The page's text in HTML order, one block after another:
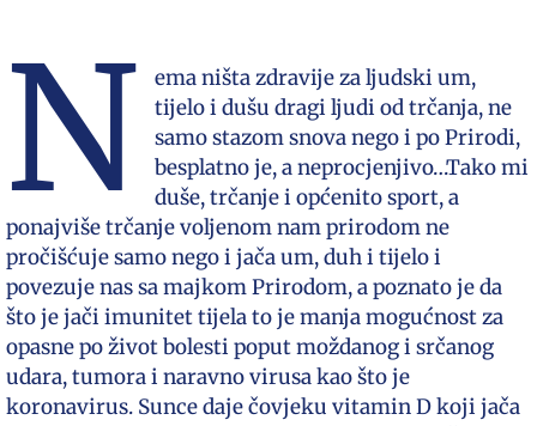
N
ema ništa zdravije za ljudski um,
tijelo i dušu dragi ljudi od trčanja, ne
samo stazom snova nego i po Prirodi,
besplatno je, a neprocjenjivo…Tako mi
duše, trčanje i općenito sport, a
ponajviše trčanje voljenom nam prirodom ne
pročišćuje samo nego i jača um, duh i tijelo i
povezuje nas sa majkom Prirodom, a poznato je da
što je jači imunitet tijela to je manja mogućnost za
opasne po život bolesti poput moždanog i srčanog
udara, tumora i naravno virusa kao što je
koronavirus. Sunce daje čovjeku vitamin D koji jača